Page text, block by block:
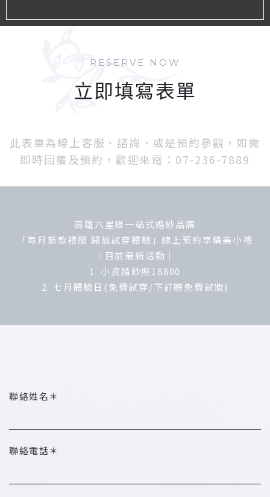
RESERVE NOW
立即填寫表單
此表單為線上客服、諮詢、或是預約參觀，如需
即時回覆及預約，歡迎來電：07-236-7889
高雄六星級一站式婚紗品牌
「每月新款禮服 開放試穿體驗」線上預約享精美小禮
｜目前最新活動｜
1. 小資婚紗照18800
2. 七月體驗日(免費試穿/下訂贈免費試妝)
聯絡姓名＊
聯絡電話＊